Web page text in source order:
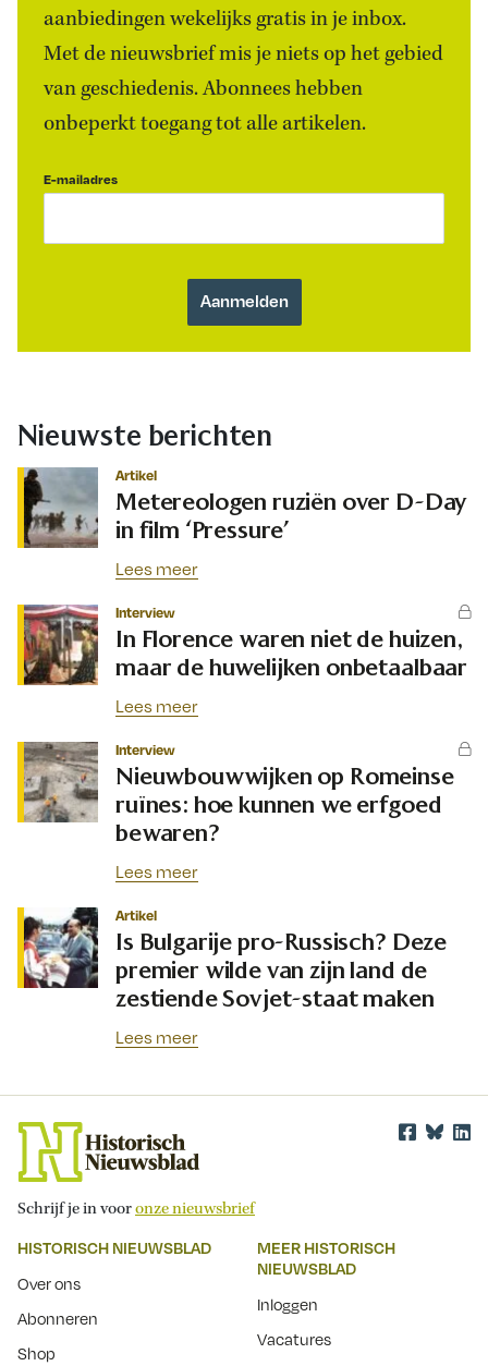
aanbiedingen wekelijks gratis in je inbox.
Met de nieuwsbrief mis je niets op het gebied
van geschiedenis. Abonnees hebben
onbeperkt toegang tot alle artikelen.
E-mailadres
Nieuwste berichten
Artikel
Metereologen ruziën over D-Day
in film ‘Pressure’
Lees meer
Interview
In Florence waren niet de huizen,
maar de huwelijken onbetaalbaar
Lees meer
Interview
Nieuwbouwwijken op Romeinse
ruïnes: hoe kunnen we erfgoed
bewaren?
Lees meer
Artikel
Is Bulgarije pro-Russisch? Deze
premier wilde van zijn land de
zestiende Sovjet-staat maken
Lees meer
Schrijf je in vooronze nieuwsbrief
HISTORISCH NIEUWSBLAD
Over ons
Abonneren
Shop
MEER HISTORISCH
NIEUWSBLAD
Inloggen
Vacatures